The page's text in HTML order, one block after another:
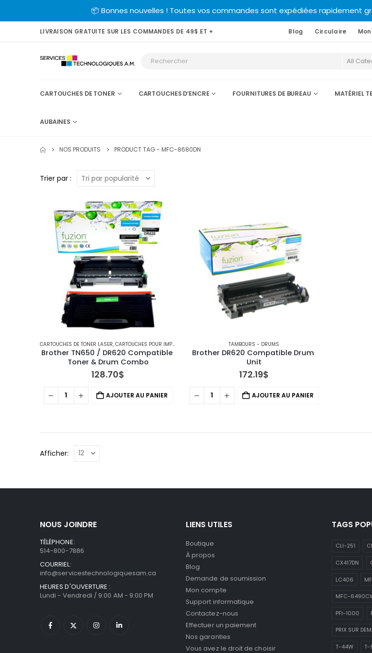
📦 Bonnes nouvelles ! Toutes vos commandes sont expédiées rapidement
LIVRAISON GRATUITE SUR LES COMMANDES DE 49$ ET + Blog Circulaire
CARTOUCHES DE TONER CARTOUCHES D’ENCRE FOURNITURES DE BUREAU MATÉRIEL
AUBAINES
NOS PRODUITS PRODUCT TAG - MFC-8680DN
Trier par :
CARTOUCHES DE TONER LASER, CARTOUCHES POUR IMPRIMANTES BROTHER TAMBOURS - DRUMS
Brother TN650 / DR620 Compatible
Toner & Drum Combo
128.70$
AJOUTER AU PANIER
TAMBOURS - DRUMS
Brother DR620 Compatible Drum
Unit
172.19$
AJOUTER AU PANIER
Afficher:
NOUS JOINDRE
TÉLÉPHONE:
514-800-7886
COURRIEL:
info@servicestechnologiquesam.ca
HEURES D'OUVERTURE :
Lundi - Vendredi / 9:00 AM - 9:00 PM
LIENS UTILES
Boutique
À propos
Blog
Demande de soumission
Mon compte
Support informatique
Contactez-nous
Effectuer un paiement
Nos garanties
Vous avez le droit de choisir
TAGS
CLI-251
CX417DN
LC406
MFC-
PFI-1000
PRIX SUR
T-44W T-